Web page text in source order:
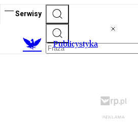
Serwisy
Publicystyka